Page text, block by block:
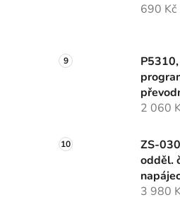
690 Kč
2 060
ZS-
odděl.
3 980